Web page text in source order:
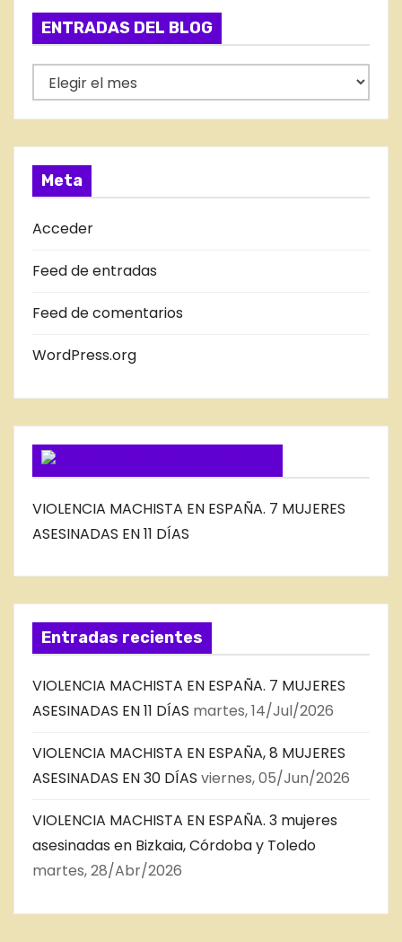
o
í
a
s
ENTRADAS DEL BLOG
N
T
R
D
A
D
B
O
G
Meta
Acceder
Feed de entradas
Feed de comentarios
WordPress.org
VIOLENCIA MACHISTA EN ESPAÑA. 7 MUJERES
ASESINADAS EN 11 DÍAS
Entradas recientes
VIOLENCIA MACHISTA EN ESPAÑA. 7 MUJERES
ASESINADAS EN 11 DÍAS martes, 14/Jul/2026
VIOLENCIA MACHISTA EN ESPAÑA, 8 MUJERES
ASESINADAS EN 30 DÍAS viernes, 05/Jun/2026
VIOLENCIA MACHISTA EN ESPAÑA. 3 mujeres
asesinadas en Bizkaia, Córdoba y Toledo
martes, 28/Abr/2026